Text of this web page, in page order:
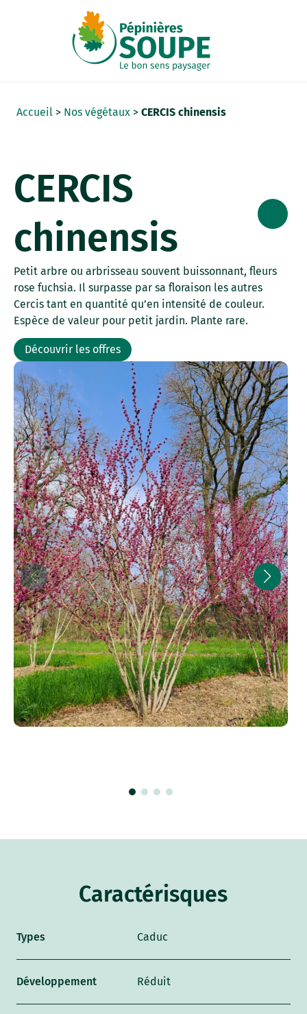
Accueil > Nos végétaux >CERCIS chinensis
CERCIS
chinensis
Petit arbre ou arbrisseau souvent buissonnant, fleurs
rose fuchsia. Il surpasse par sa floraison les autres
Cercis tant en quantité qu’en intensité de couleur.
Espèce de valeur pour petit jardin. Plante rare.
Découvrir les offres
Caractérisques
Types Caduc
Développement Réduit